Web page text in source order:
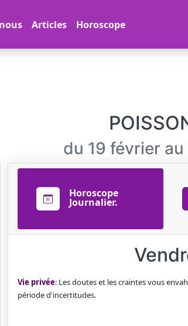
Articles Horoscope
du 19 février
Horoscope
Journalier.
Vie privée: Les doutes et les craintes vous
période d'incertitudes.